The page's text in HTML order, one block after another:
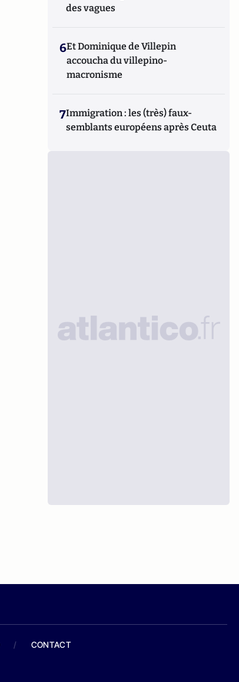
des vagues
6Et Dominique de Villepin
accoucha du villepino-
macronisme
7Immigration : les (très) faux-
semblants européens après Ceuta
/ CONTACT